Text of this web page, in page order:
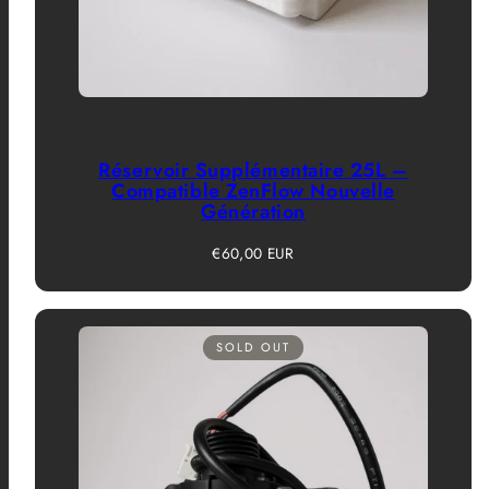
Réservoir Supplémentaire 25L –
Compatible ZenFlow Nouvelle
Génération
Prix
€60,00 EUR
SOLD OUT